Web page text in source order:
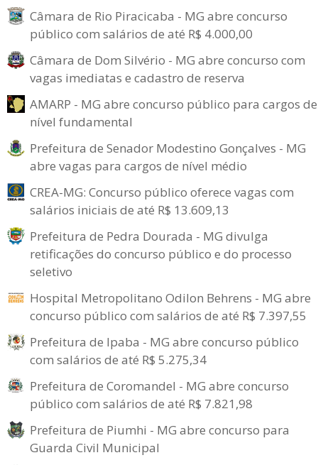
Câmara de Rio Piracicaba - MG abre concurso
público com salários de até R$ 4.000,00
Câmara de Dom Silvério - MG abre concurso com
vagas imediatas e cadastro de reserva
AMARP - MG abre concurso público para cargos de
nível fundamental
Prefeitura de Senador Modestino Gonçalves - MG
abre vagas para cargos de nível médio
CREA-MG: Concurso público oferece vagas com
salários iniciais de até R$ 13.609,13
Prefeitura de Pedra Dourada - MG divulga
retificações do concurso público e do processo
seletivo
Hospital Metropolitano Odilon Behrens - MG abre
concurso público com salários de até R$ 7.397,55
Prefeitura de Ipaba - MG abre concurso público
com salários de até R$ 5.275,34
Prefeitura de Coromandel - MG abre concurso
público com salários de até R$ 7.821,98
Prefeitura de Piumhi - MG abre concurso para
Guarda Civil Municipal